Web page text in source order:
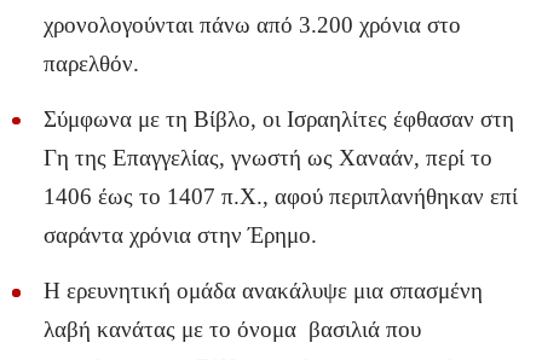
χρονολογούνται πάνω από 3.200 χρόνια στο
παρελθόν.
Σύμφωνα με τη Βίβλο, οι Ισραηλίτες έφθασαν στη
Γη της Επαγγελίας, γνωστή ως Χαναάν, περί το
1406 έως το 1407 π.Χ., αφού περιπλανήθηκαν επί
σαράντα χρόνια στην Έρημο.
Η ερευνητική ομάδα ανακάλυψε μια σπασμένη
λαβή κανάτας με το όνομα βασιλιά που